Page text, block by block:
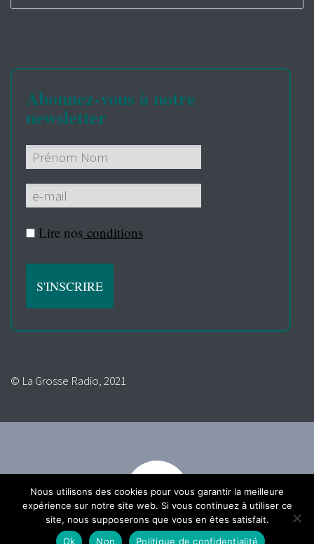
Abonnez-vous à notre
newsletter
Lire nos conditions
© La Grosse Radio, 2021
Nous utilisons des cookies pour vous garantir la meilleure
expérience sur notre site web. Si vous continuez à utiliser ce
site, nous supposerons que vous en êtes satisfait.
Ok
Non Politique de confidentialité